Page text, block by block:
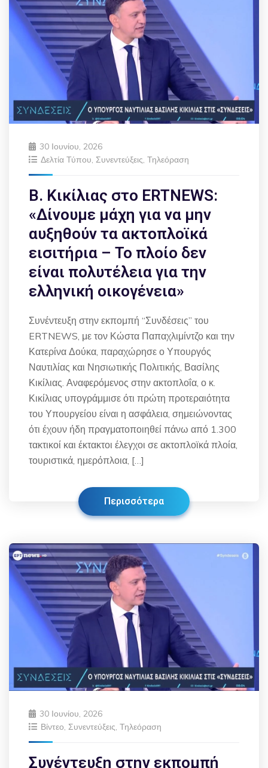
30 Ιουνίου, 2026
Δελτία Τύπου, Συνεντεύξεις, Τηλεόραση
Β. Κικίλιας στο ERTNEWS:
«Δίνουμε μάχη για να μην
αυξηθούν τα ακτοπλοϊκά
εισιτήρια – Το πλοίο δεν
είναι πολυτέλεια για την
ελληνική οικογένεια»
Συνέντευξη στην εκπομπή “Συνδέσεις” του
ERTNEWS, με τον Κώστα Παπαχλιμίντζο και την
Κατερίνα Δούκα, παραχώρησε ο Υπουργός
Ναυτιλίας και Νησιωτικής Πολιτικής, Βασίλης
Κικίλιας. Αναφερόμενος στην ακτοπλοΐα, ο κ.
Κικίλιας υπογράμμισε ότι πρώτη προτεραιότητα
του Υπουργείου είναι η ασφάλεια, σημειώνοντας
ότι έχουν ήδη πραγματοποιηθεί πάνω από 1.300
τακτικοί και έκτακτοι έλεγχοι σε ακτοπλοϊκά πλοία,
τουριστικά, ημερόπλοια, […]
Περισσότερα
30 Ιουνίου, 2026
Βίντεο, Συνεντεύξεις, Τηλεόραση
Συνέντευξη στην εκπομπή